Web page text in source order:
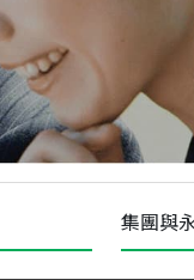
1,808
集團與